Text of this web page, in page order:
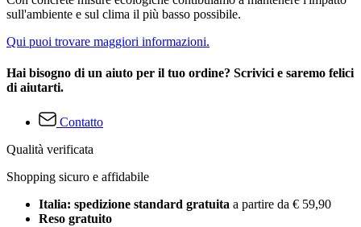
sull'ambiente e sul clima il più basso possibile.
Qui puoi trovare maggiori informazioni.
Hai bisogno di un aiuto per il tuo ordine? Scrivici e saremo felici
di aiutarti.
Contatto
Qualità verificata
Shopping sicuro e affidabile
Italia: spedizione standard gratuita a partire da € 59,90
Reso gratuito